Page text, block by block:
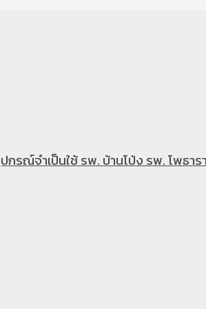
ณ์จำเป็นใช้ รพ. บ้านโป่ง รพ. โพธารา